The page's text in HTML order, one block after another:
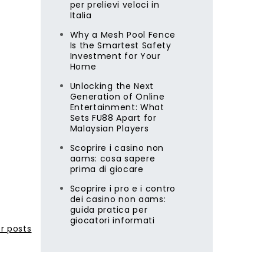
posts
per prelievi veloci in
Italia
Why a Mesh Pool Fence
Is the Smartest Safety
Investment for Your
Home
Unlocking the Next
Generation of Online
Entertainment: What
Sets FU88 Apart for
Malaysian Players
Scoprire i casino non
aams: cosa sapere
prima di giocare
Scoprire i pro e i contro
dei casino non aams:
guida pratica per
giocatori informati